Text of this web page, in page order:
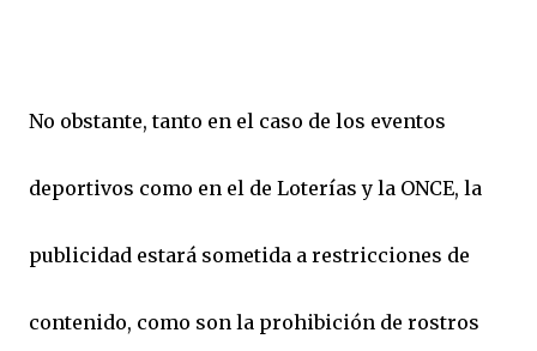
No obstante, tanto en el caso de los eventos
deportivos como en el de Loterías y la ONCE, la
publicidad estará sometida a restricciones de
contenido, como son la prohibición de rostros